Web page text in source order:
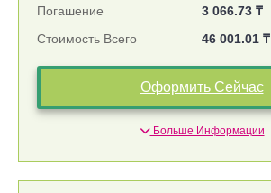
Погашение
3 066.73 ₸
Стоимость Всего
46 001.01 ₸
Оформить Сейчас
Больше Информации